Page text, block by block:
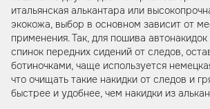
итальянская алькантара или
экокожа, выбор в основном зависит от
применения. Так, для пошива
спинок передних сидений от следов,
ботиночками, чаще используется
что очищать такие накидки от следов и
быстрее и удобнее, чем накидки из